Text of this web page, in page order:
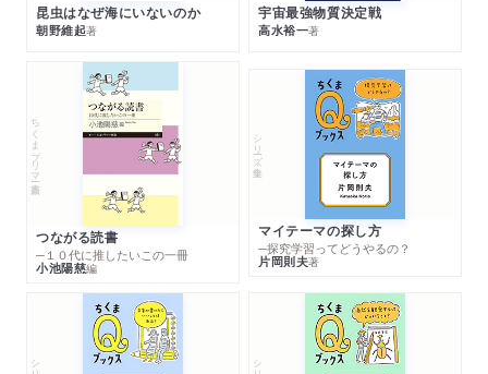
昆虫はなぜ海にいないのか
朝野維起著
宇宙最強物質決定戦
高水裕一著
ちくまプリマー新書
つながる読書
─１０代に推したいこの一冊
小池陽慈編
シリーズ・全集
マイテーマの探し方
─探究学習ってどうやるの？
片岡則夫著